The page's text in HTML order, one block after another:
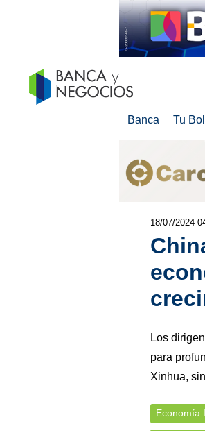
Banca Tu
18/07/2024
Los
para
Xinhua,
Economía